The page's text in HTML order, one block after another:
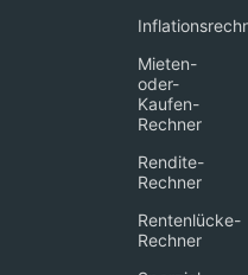
Mieten-
oder-
Kaufen-
Rechner
Rendite-
Rechner
Rentenlücke-
Rechner